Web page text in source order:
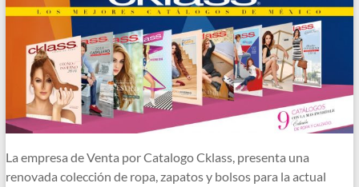
La empresa de Venta por Catalogo Cklass, presenta una
renovada colección de ropa, zapatos y bolsos para la actual